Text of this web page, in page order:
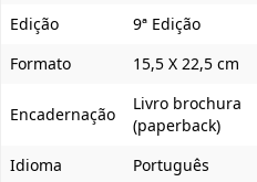
Edição
9ª Edição
Formato
15,5 X 22,5 cm
Encadernação
Livro brochura
(paperback)
Idioma
Português